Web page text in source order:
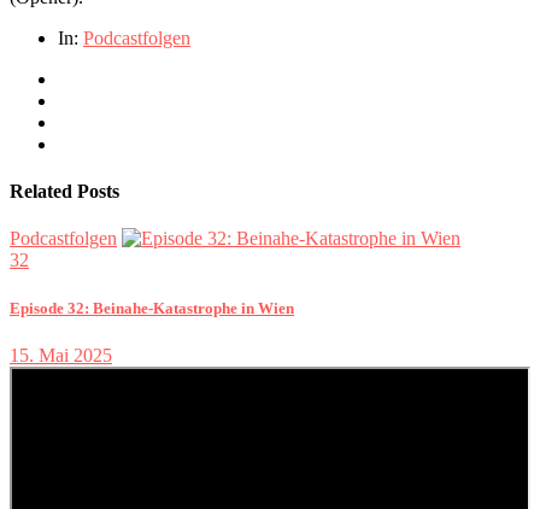
In: Podcastfolgen
Related Posts
Podcastfolgen
32
Episode 32: Beinahe-Katastrophe in Wien
15. Mai 2025